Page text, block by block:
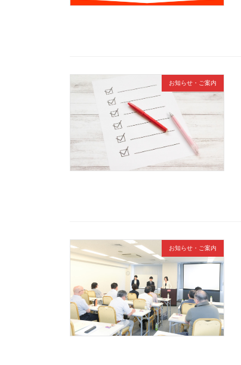
お知らせ・ご案内
お知らせ・ご案内